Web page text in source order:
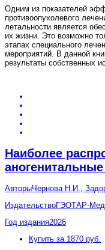
Одним из показателей
противоопухолевого
летальности является
их жизни. Это возможно
этапах специального
мероприятий. В данной
результаты собственных
Наиболее
АвторыЧернова Н.И.,
ИздательствоГЭОТАР-
Год издания2026
Купить за 1870 руб.